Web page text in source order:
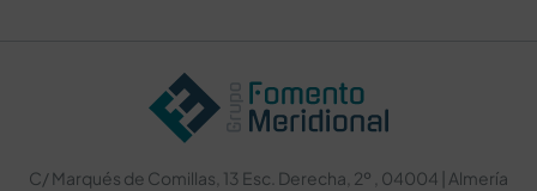
C/ Marqués de Comillas, 13 Esc. Derecha, 2º , 04004 | Almería